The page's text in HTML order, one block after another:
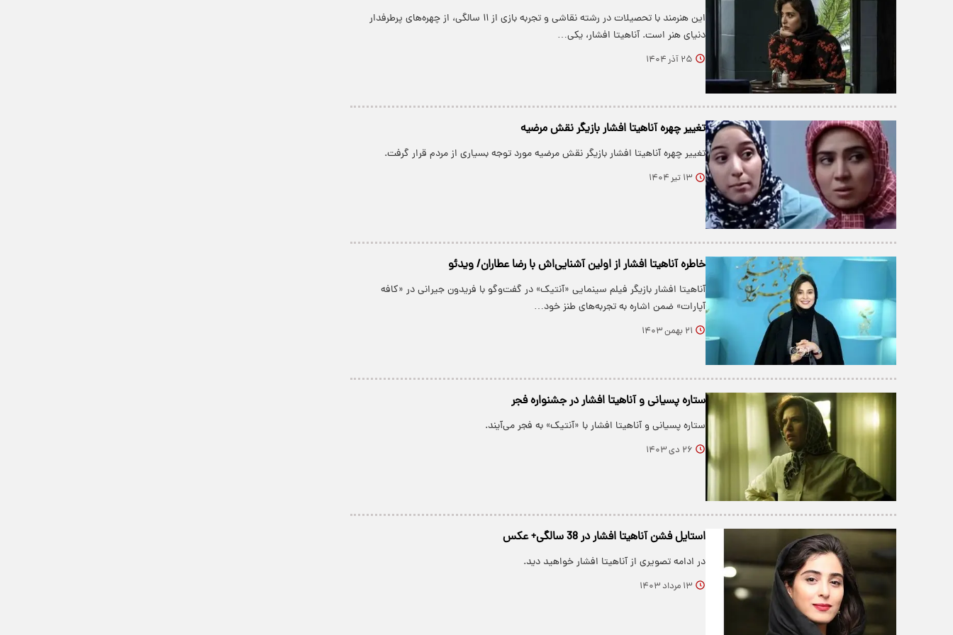
این هنرمند با تحصیلات در رشته نقاشی و تجربه بازی از ۱۱ سالگی، از چهره‌های پرطرفدار
دنیای هنر است. آناهیتا افشار، یکی…
۲۵ آذر ۱۴۰۴
تغییر چهره آناهیتا افشار بازیگر نقش مرضیه
تغییر چهره آناهیتا افشار بازیگر نقش مرضیه مورد توجه بسیاری از مردم قرار گرفت.
۱۳ تیر ۱۴۰۴
خاطره آناهیتا افشار از اولین آشنایی‌اش با رضا عطاران/ ویدئو
آناهیتا افشار بازیگر فیلم سینمایی «آنتیک» در گفت‌و‌گو با فریدون جیرانی در «کافه
آپارات» ضمن اشاره به تجربه‌های طنز خود…
۲۱ بهمن ۱۴۰۳
ستاره پسیانی و آناهیتا افشار در جشنواره فجر
ستاره پسیانی و آناهیتا افشار با «آنتیک» به فجر می‌آیند.
۲۶ دی ۱۴۰۳
استایل فشن آناهیتا افشار در 38 سالگی+ عکس
در ادامه تصویری از آناهیتا افشار خواهید دید.
۱۳ مرداد ۱۴۰۳